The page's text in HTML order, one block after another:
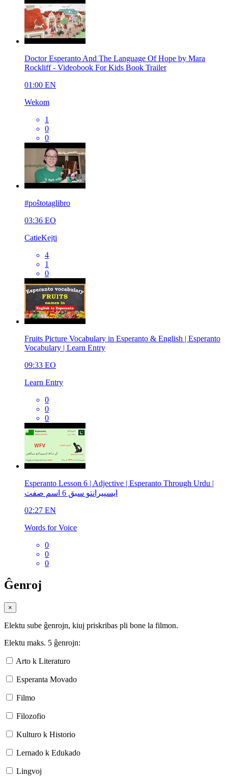
Doctor Esperanto And The Language Of Hope by Mara
Rockliff - Videobook For Kids Book Trailer
01:00 EN
Wekom
1
0
0
#poŝtotaglibro
03:36 EO
CatieKejti
4
1
0
Fruits Picture Vocabulary in Esperanto & English | Esperanto
Vocabulary | Learn Entry
09:33 EO
Learn Entry
0
0
0
Esperanto Lesson 6 | Adjective | Esperanto Through Urdu |
ایسپیرانتو سبق 6 اسم صفت
02:27 EN
Words for Voice
0
0
0
Ĝenroj
×
Elektu sube ĝenrojn, kiuj priskribas pli bone la filmon.
Elektu maks. 5 ĝenrojn:
Arto k Literaturo
Esperanta Movado
Filmo
Filozofio
Kulturo k Historio
Lernado k Edukado
Lingvoj